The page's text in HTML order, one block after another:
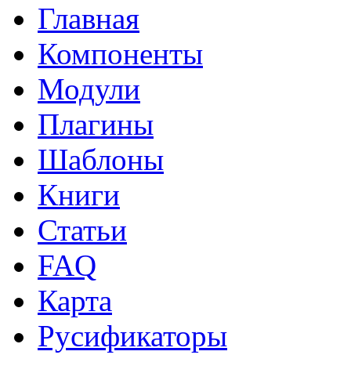
Главная
Компоненты
Модули
Плагины
Шаблоны
Книги
Статьи
FAQ
Карта
Русификаторы